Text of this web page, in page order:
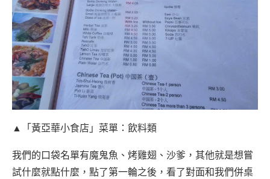
▲「黃亞華小食店」菜單：飲料類
我們的口袋名單有魔鬼魚、烤雞翅、沙爹，其他就是想嘗
試什麼就點什麼，點了第一輪之後，看了對面和我們併桌